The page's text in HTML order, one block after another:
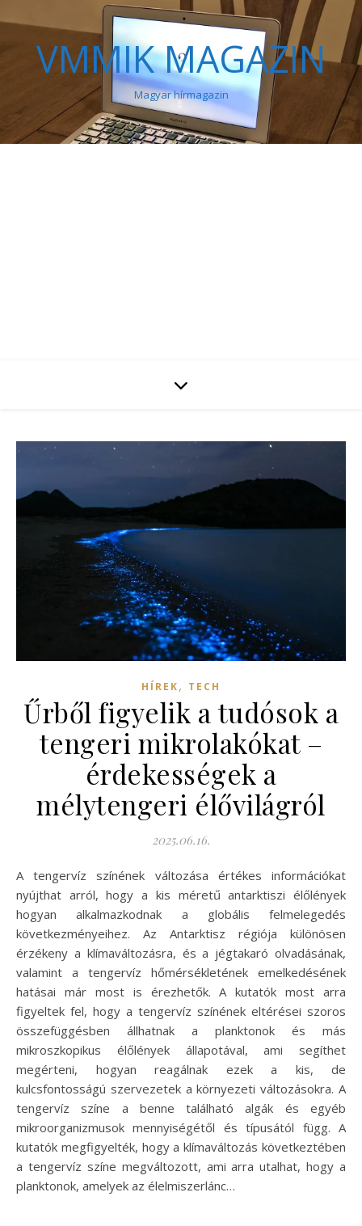
VMMIK MAGAZIN
Magyar hírmagazin
HÍREK, TECH
Űrből figyelik a tudósok a
tengeri mikrolakókat –
érdekességek a
mélytengeri élővilágról
2025.06.16.
A tengervíz színének változása értékes információkat
nyújthat arról, hogy a kis méretű antarktiszi élőlények
hogyan alkalmazkodnak a globális felmelegedés
következményeihez. Az Antarktisz régiója különösen
érzékeny a klímaváltozásra, és a jégtakaró olvadásának,
valamint a tengervíz hőmérsékletének emelkedésének
hatásai már most is érezhetők. A kutatók most arra
figyeltek fel, hogy a tengervíz színének eltérései szoros
összefüggésben állhatnak a planktonok és más
mikroszkopikus élőlények állapotával, ami segíthet
megérteni, hogyan reagálnak ezek a kis, de
kulcsfontosságú szervezetek a környezeti változásokra. A
tengervíz színe a benne található algák és egyéb
mikroorganizmusok mennyiségétől és típusától függ. A
kutatók megfigyelték, hogy a klímaváltozás következtében
a tengervíz színe megváltozott, ami arra utalhat, hogy a
planktonok, amelyek az élelmiszerlánc…